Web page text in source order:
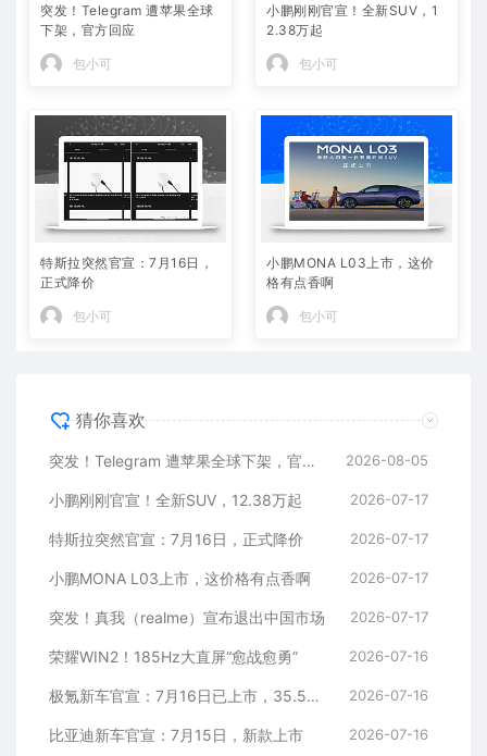
突发！Telegram 遭苹果全球
下架，官方回应
包小可
小鹏刚刚官宣！全新SUV，1
2.38万起
包小可
特斯拉突然官宣：7月16日，
正式降价
包小可
小鹏MONA L03上市，这价
格有点香啊
包小可
猜你喜欢
突发！Telegram 遭苹果全球下架，官方回应 2026-08-05
小鹏刚刚官宣！全新SUV，12.38万起 2026-07-17
特斯拉突然官宣：7月16日，正式降价 2026-07-17
小鹏MONA L03上市，这价格有点香啊 2026-07-17
突发！真我（realme）宣布退出中国市场 2026-07-17
荣耀WIN2！185Hz大直屏“愈战愈勇” 2026-07-16
极氪新车官宣：7月16日已上市，35.5万元起 2026-07-16
比亚迪新车官宣：7月15日，新款上市 2026-07-16